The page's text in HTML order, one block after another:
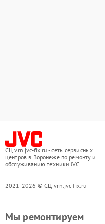
СЦ vrn.jvc-fix.ru - сеть сервисных
центров в Воронеже по ремонту и
обслуживанию техники JVC
2021-2026 © СЦ vrn.jvc-fix.ru
Мы ремонтируем